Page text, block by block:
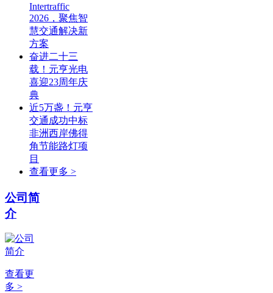
Intertraffic
2026，聚焦智
慧交通解决新
方案
奋进二十三
载！元亨光电
喜迎23周年庆
典
近5万盏！元亨
交通成功中标
非洲西岸佛得
角节能路灯项
目
查看更多 >
公司简
介
查看更
多 >